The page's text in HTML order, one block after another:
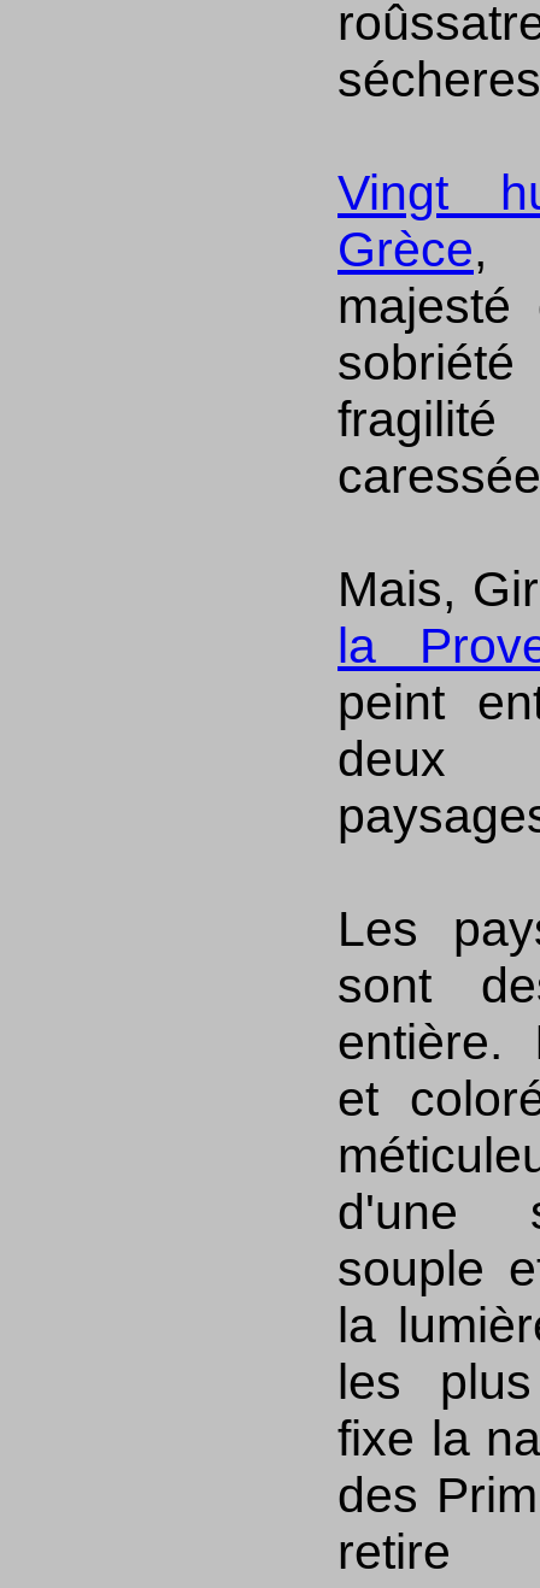
Vingt
Grèce,
majesté
Mais,
la
peint
deux
Les
sont
entière.
et
d'une
souple
la
les
fixe la
des
retire